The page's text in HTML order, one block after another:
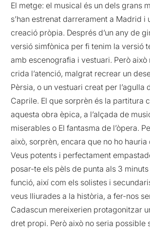
El metge: el musical és un dels grans
s’han estrenat darrerament a Madrid i
creació pròpia. Després d’un any de
versió simfònica per fi tenim la versió
amb escenografia i vestuari. Però això
crida l’atenció, malgrat recrear un
Pèrsia, o un vestuari creat per l’agulla
Caprile. El que sorprèn és la partitura
aquesta obra èpica, a l’alçada de
miserables o El fantasma de l’òpera.
això, sorprèn, encara que no ho hauria
Veus potents i perfectament
posar-te els pèls de punta als 3
funció, així com els solistes i
veus lliurades a la història, a fer-nos
Cadascun mereixerien protagonitzar
dret propi. Però això no seria possible